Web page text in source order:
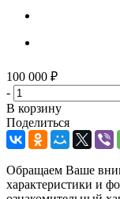
100 000 ₽
-
В корзину
Поделиться
Обращаем Ваше
характеристики и